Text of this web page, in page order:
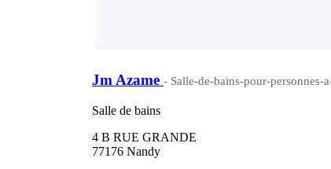
Jm Azame - Salle-de-bains-pour-personnes-
Salle de bains
4 B RUE GRANDE
77176 Nandy